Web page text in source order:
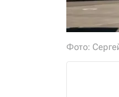
Фото: